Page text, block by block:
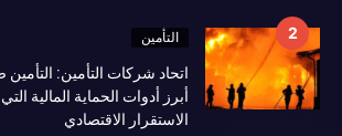
التأمين
اتحاد شركات التأمين:
أبرز أدوات الحماية المالية
الاستقرار الاقتصادي